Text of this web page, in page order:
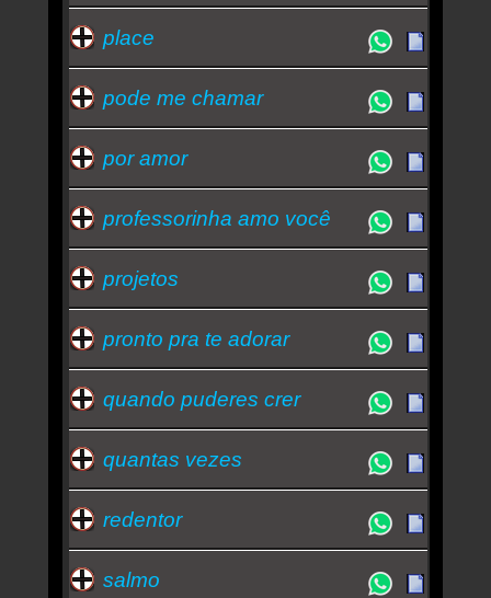
place
pode me chamar
por amor
professorinha amo você
projetos
pronto pra te adorar
quando puderes crer
quantas vezes
redentor
salmo